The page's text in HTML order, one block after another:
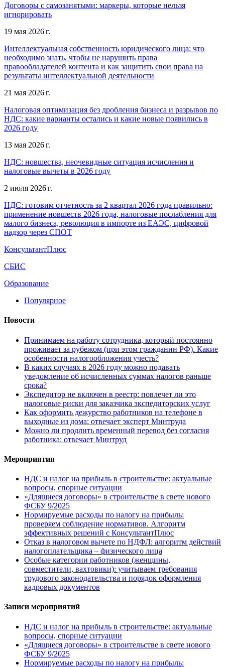
Договоры с самозанятыми: маркеры, которые нельзя
игнорировать
19 мая 2026 г.
Интеллектуальная собственность юридического лица: что
необходимо знать, чтобы не нарушить права
правообладателей контента и как защитить свои права на
результаты интеллектуальной деятельности
21 мая 2026 г.
Налоговая оптимизация без дробления бизнеса и разрывов по
НДС: какие варианты остались и какие новые появились в
2026 году
13 мая 2026 г.
НДС: новшества, неочевидные ситуация исчисления и
налоговые вычеты в 2026 году
2 июля 2026 г.
НДС: готовим отчетность за 2 квартал 2026 года правильно:
применение новшеств 2026 года, налоговые послабления для
малого бизнеса, революция в импорте из ЕАЭС, цифровой
надзор через СПОТ
КонсультантПлюс
СБИС
Образование
Популярное
Новости
Принимаем на работу сотрудника, который постоянно
проживает за рубежом (при этом гражданин РФ). Какие
особенности налогообложения учесть?
В каких случаях в 2026 году можно подавать
уведомление об исчисленных суммах налогов раньше
срока?
Экспедитор не включен в реестр: повлечет ли это
налоговые риски для заказчика экспедиторских услуг
Как оформить дежурство работников на телефоне в
выходные из дома: отвечает эксперт Минтруда
Можно ли продлить временный перевод без согласия
работника: отвечает Минтруд
Мероприятия
НДС и налог на прибыль в строительстве: актуальные
вопросы, спорные ситуации
«Длящиеся договоры» в строительстве в свете нового
ФСБУ 9/2025
Нормируемые расходы по налогу на прибыль:
проверяем соблюдение нормативов. Алгоритм
эффективных решений с КонсультантПлюс
Отказ в налоговом вычете по НДФЛ: алгоритм действий
налогоплательщика – физического лица
Особые категории работников (женщины,
совместители, вахтовики): учитываем требования
трудового законодательства и порядок оформления
кадровых документов
Записи мероприятий
НДС и налог на прибыль в строительстве: актуальные
вопросы, спорные ситуации
«Длящиеся договоры» в строительстве в свете нового
ФСБУ 9/2025
Нормируемые расходы по налогу на прибыль: